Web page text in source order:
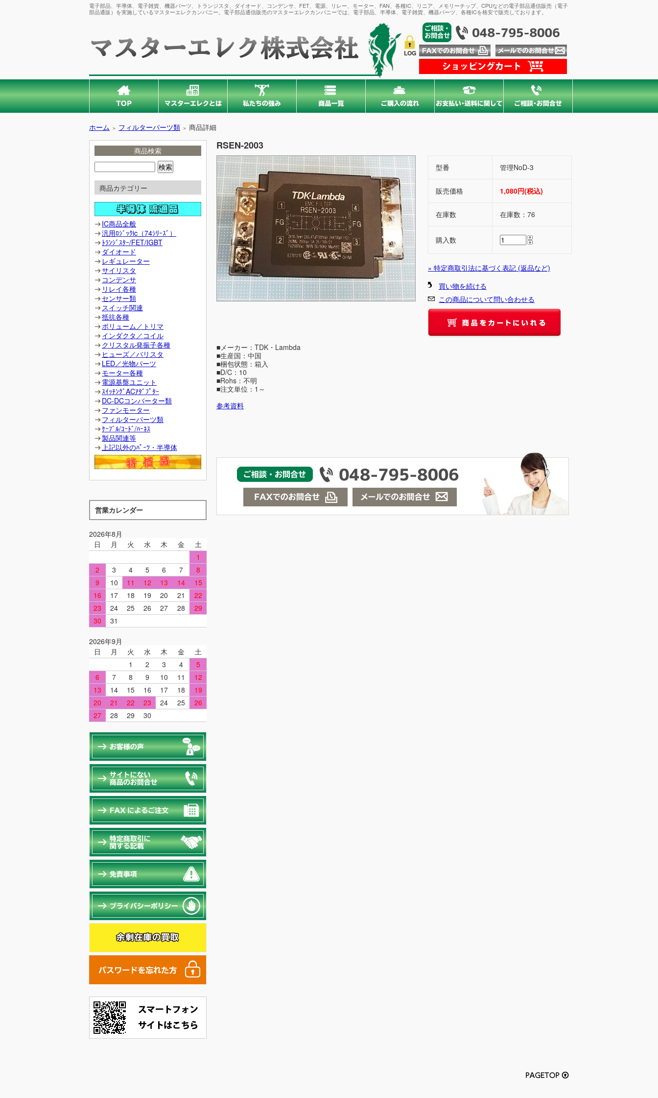
電子部品、半導体、電子雑貨、機器パーツ、トランジスタ、ダイオード、コンデンサ、FET、電源、リレー、モーター、FAN、各種IC、リニア、メモリーチップ、CPUなどの電子部品通信販売（電子
部品通販）を実施しているマスターエレクカンパニー。電子部品通信販売のマスターエレクカンパニーでは、電子部品、半導体、電子雑貨、機器パーツ、各種ICを格安で販売しております。
LOG
ホーム ＞ フィルターパーツ類 ＞ 商品詳細
商品検索
商品カテゴリー
IC商品全般
汎用ﾛｼﾞｯｸic（74ｼﾘｰｽﾞ）
ﾄﾗﾝｼﾞｽﾀｰ/FET/IGBT
ダイオード
レギュレーター
サイリスタ
コンデンサ
リレイ各種
センサー類
スイッチ関連
抵抗各種
ボリューム／トリマ
インダクタ／コイル
クリスタル発振子各種
ヒューズ／バリスタ
LED／光物パーツ
モーター各種
電源基盤ユニット
ｽｲｯﾁﾝｸﾞACｱﾀﾞﾌﾟﾀｰ
DC-DCコンバーター類
ファンモーター
フィルターパーツ類
ｹｰﾌﾞﾙ/ｺｰﾄﾞ/ﾊｰﾈｽ
製品関連等
上記以外のﾊﾟｰﾂ・半導体
営業カレンダー
2026年8月
日
月 火 水 木 金
土
1
2
3 4 5 6 7
8
9
10 11 12 13 14
15
16
17 18 19 20 21
22
23
24 25 26 27 28
29
30
31
2026年9月
日
月 火 水 木 金
土
1
2 3 4
5
6
7 8 9 10 11
12
13
14 15 16 17 18
19
20
21 22 23 24 25
26
27
28 29 30
RSEN-2003
型番 管理NoD-3
販売価格 1,080円(税込)
在庫数 在庫数：76
購入数
» 特定商取引法に基づく表記 (返品など)
買い物を続ける
この商品について問い合わせる
■メーカー：TDK・Lambda
■生産国：中国
■梱包状態：箱入
■D/C：10
■Rohs：不明
■注文単位：1～
参考資料